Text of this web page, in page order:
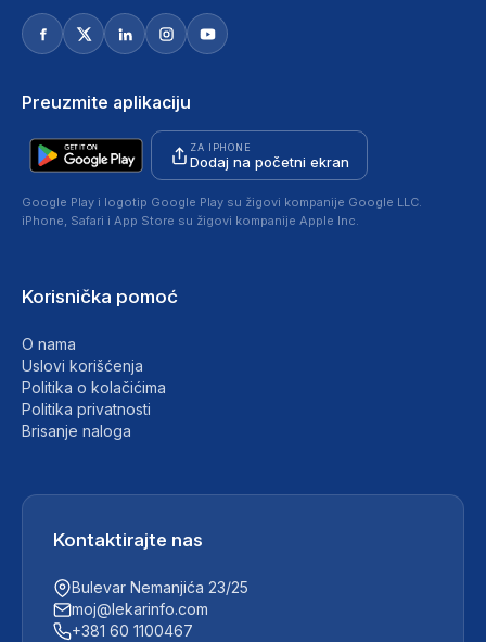
Preuzmite aplikaciju
ZA IPHONE
Dodaj na početni ekran
Google Play i logotip Google Play su žigovi kompanije Google LLC.
iPhone, Safari i App Store su žigovi kompanije Apple Inc.
Korisnička pomoć
O nama
Uslovi korišćenja
Politika o kolačićima
Politika privatnosti
Brisanje naloga
Kontaktirajte nas
Bulevar Nemanjića 23/25
moj@lekarinfo.com
+381 60 1100467